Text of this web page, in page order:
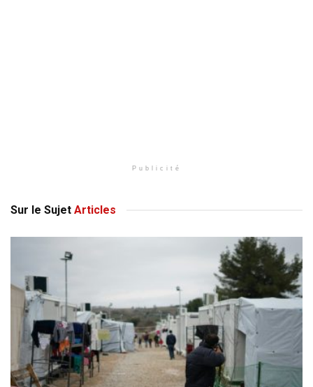
Publicité
Sur le Sujet Articles